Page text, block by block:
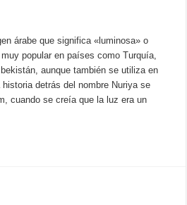
árabe que significa «luminosa» o
popular en países como Turquía,
aunque también se utiliza en
detrás del nombre Nuriya se
cuando se creía que la luz era un